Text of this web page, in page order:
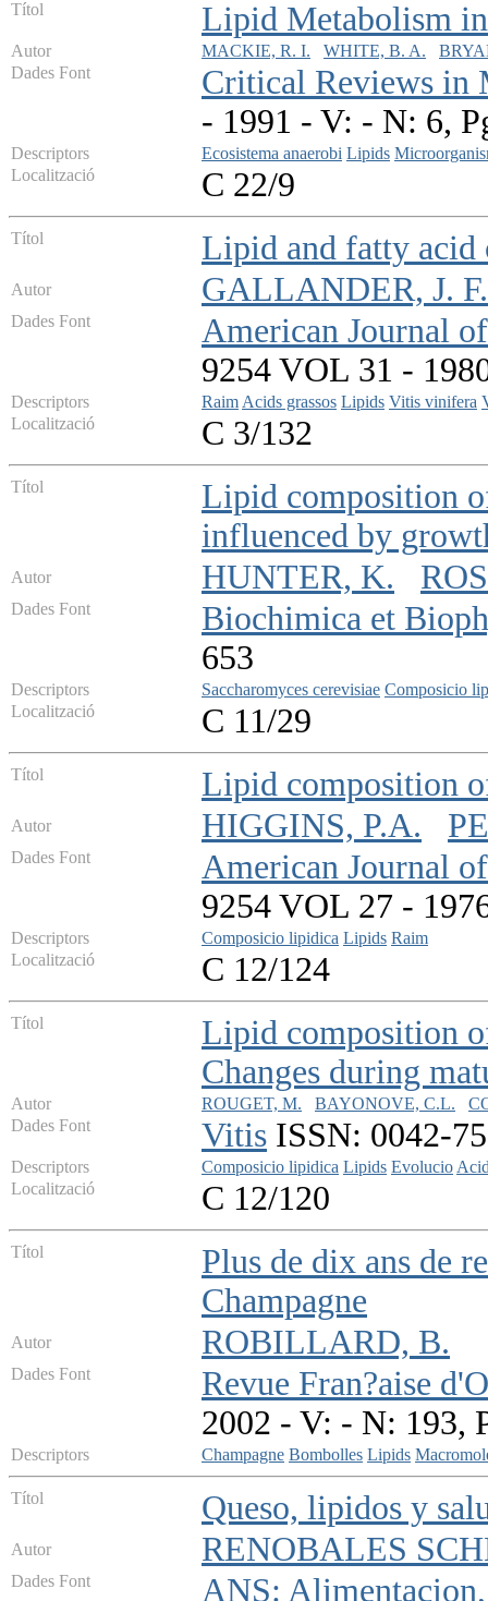
Títol Lipid Metabolism
Autor MACKIE, R. I. WHITE, B. A.
Dades Font
Critical Reviews in
- 1991 - V: - N: 6,
Descriptors Ecosistema anaerobi Lipids
Localització
C 22/9
Títol Lipid and fatty acid
Autor GALLANDER, J. F.
Dades Font
American Journal
9254 VOL 31 -
Descriptors RaimAcids grassos Lipids Vitis vinifera
Localització
C 3/132
Títol
Lipid composition
influenced by
Autor HUNTER, K.
Dades Font
Biochimica et
653
Descriptors Saccharomyces cerevisiae Composicio
Localització
C 11/29
Títol Lipid composition
Autor HIGGINS, P.A.
Dades Font
American Journal
9254 VOL 27 -
Descriptors Composicio lipidica Lipids Raim
Localització
C 12/124
Títol
Lipid composition
Changes during
Autor ROUGET, M. BAYONOVE, C.L.
Dades Font
Vitis ISSN: 0042-
Descriptors Composicio lipidica Lipids Evolucio
Localització
C 12/120
Títol
Plus de dix ans de
Champagne
Autor ROBILLARD, B.
Dades Font
Revue Fran?aise
2002 - V: - N: 193,
Descriptors Champagne Bombolles Lipids
Títol Queso, lipidos y
Autor RENOBALES
Dades Font
ANS: